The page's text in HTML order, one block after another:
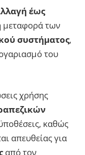
έως
μεταφορά των
συστήματος,
του
χρήσης
καθώς
απευθείας για
από τον